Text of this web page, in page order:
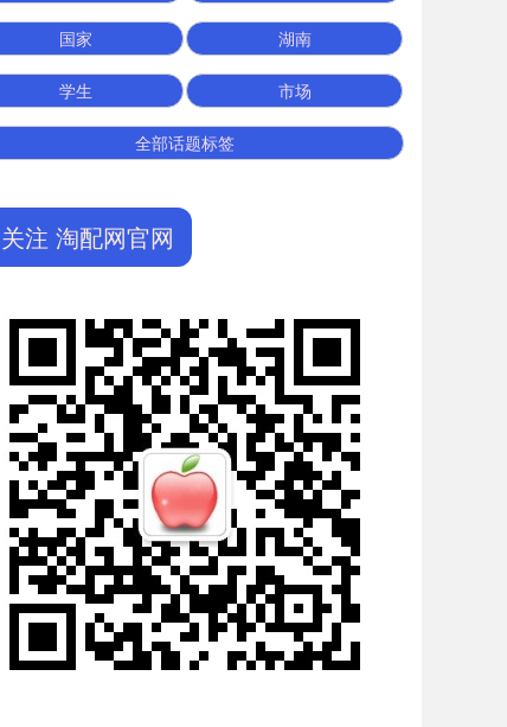
国家 湖南
学生 市场
全部话题标签
关注 淘配网官网